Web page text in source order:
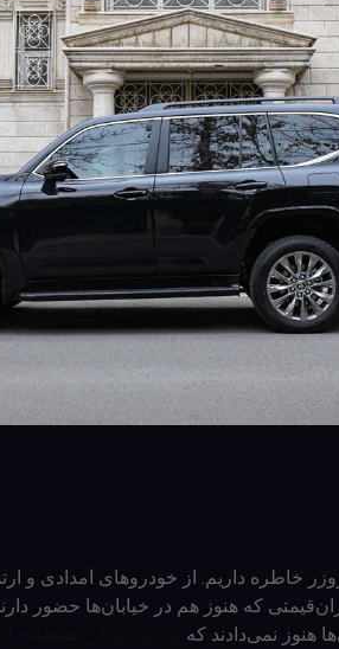
خاطره داریم. از خودروهای امدادی و